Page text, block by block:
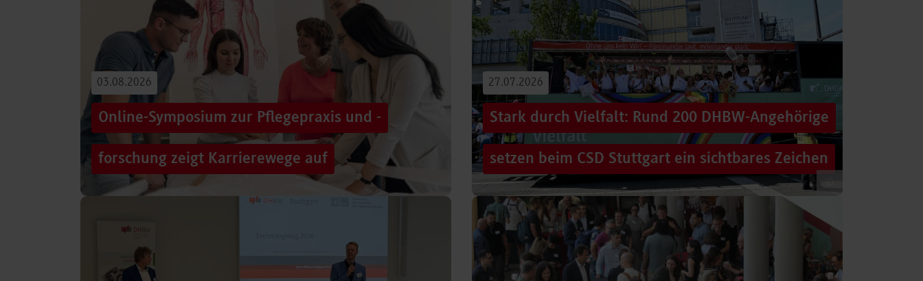
03.08.2026
Online-Symposium zur Pflegepraxis und -
forschung zeigt Karrierewege auf
Von der Promotion in Australien über die Weiterentwicklung
Führungsaufgaben – Drei…
Beitrag lesen
27.07.2026
Stark durch Vielfalt: Rund 200 DHBW-Angehörige
setzen beim CSD Stuttgart ein sichtbares Zeichen
Hunderttausende Menschen säumten am Samstag die Straßen der
Stuttgarter Innenstadt. Mitten im farbenfrohen Zug: ein eigener DHBW-
Truck, eine große…
Beitrag lesen